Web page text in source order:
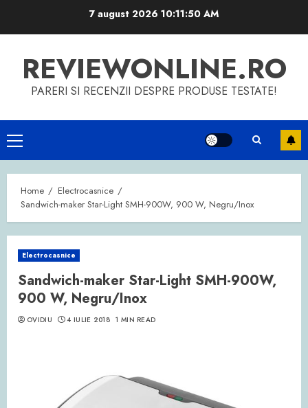
7 august 202610:11:51 AM
REVIEWONLINE.RO
PARERI SI RECENZII DESPRE PRODUSE TESTATE!
Primary
Menu
Home
Electrocasnice
Sandwich-maker Star-Light SMH-900W, 900 W, Negru/Inox
Electrocasnice
Sandwich-maker Star-Light SMH-900W,
900 W, Negru/Inox
OVIDIU 4 IULIE 2018 1 MIN READ